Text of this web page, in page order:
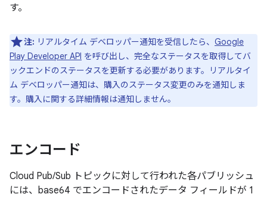
す。
注: リアルタイム デベロッパー通知を受信したら、 Google
Play Developer API を呼び出し、完全なステータスを取得してバ
ックエンドのステータスを更新する必要があります。リアルタイ
ム デベロッパー通知は、購入のステータス変更のみを通知しま
す。購入に関する詳細情報は通知しません。
エンコード
Cloud Pub/Sub トピックに対して行われた各パブリッシュ
には、base64 でエンコードされたデータ フィールドが 1